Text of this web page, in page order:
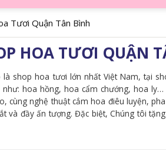
Tươi Quận Tân Bình
HOA TƯƠI QUẬN
là shop hoa tươi lớn nhất Việt Nam, tại
hoa hồng, hoa cẩm chướng, hoa
cùng nghệ thuật cắm hoa điêu luyện,
và đầy ấn tượng. Đặc biệt, Chúng tôi